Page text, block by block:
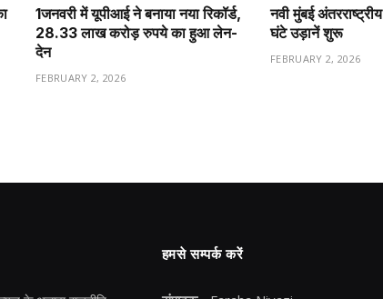
1️जनवरी में यूपीआई ने बनाया नया रिकॉर्ड,
28.33 लाख करोड़ रुपये का हुआ लेन-
देन
FEBRUARY 2, 2026
नवी मुंबई
घंटे उड़ानें शुरू
FEBRUARY 2, 2026
हमसे सम्पर्क करें